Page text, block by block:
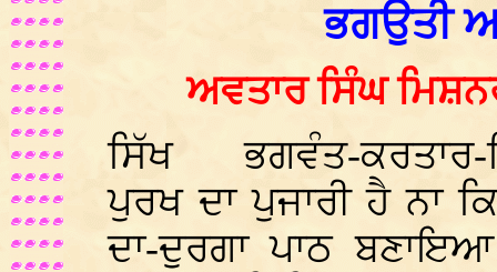
ਭਗਉਤੀ
ਅਵਤਾਰ ਸਿੰਘ
ਸਿੱਖ ਭਗਵੰਤ-ਕਰਤਾਰ-
ਪੁਰਖ ਦਾ ਪੁਜਾਰੀ ਹੈ ਨਾ
ਦਾ-ਦੁਰਗਾ ਪਾਠ